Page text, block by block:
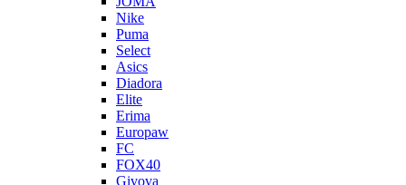
Nike
Puma
Select
Asics
Diadora
Elite
Erima
Europaw
FC
FOX40
Givova